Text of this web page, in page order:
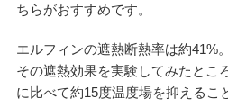
ちらがおすすめです。
エルフィンの遮熱断熱率は約41%。
その遮熱効果を実験してみたとこ
に比べて約15度温度場を抑えるこ